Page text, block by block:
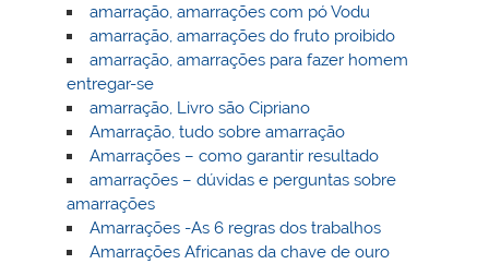
amarração, amarrações com pó Vodu
amarração, amarrações do fruto proibido
amarração, amarrações para fazer homem
entregar-se
amarração, Livro são Cipriano
Amarração, tudo sobre amarração
Amarrações – como garantir resultado
amarrações – dúvidas e perguntas sobre
amarrações
Amarrações -As 6 regras dos trabalhos
Amarrações Africanas da chave de ouro